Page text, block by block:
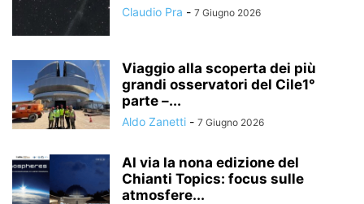
Claudio Pra - 7 Giugno 2026
Viaggio alla scoperta dei più
grandi osservatori del Cile1°
parte –...
Aldo Zanetti - 7 Giugno 2026
Al via la nona edizione del
Chianti Topics: focus sulle
atmosfere...